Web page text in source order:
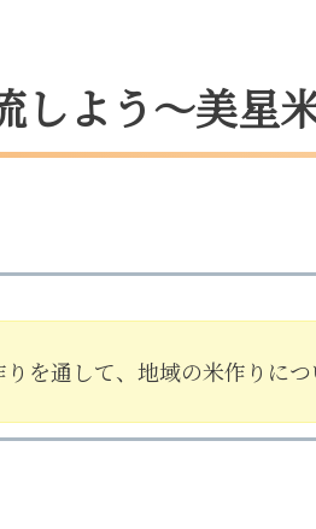
しよう～美星
を通して、地域の米作りに